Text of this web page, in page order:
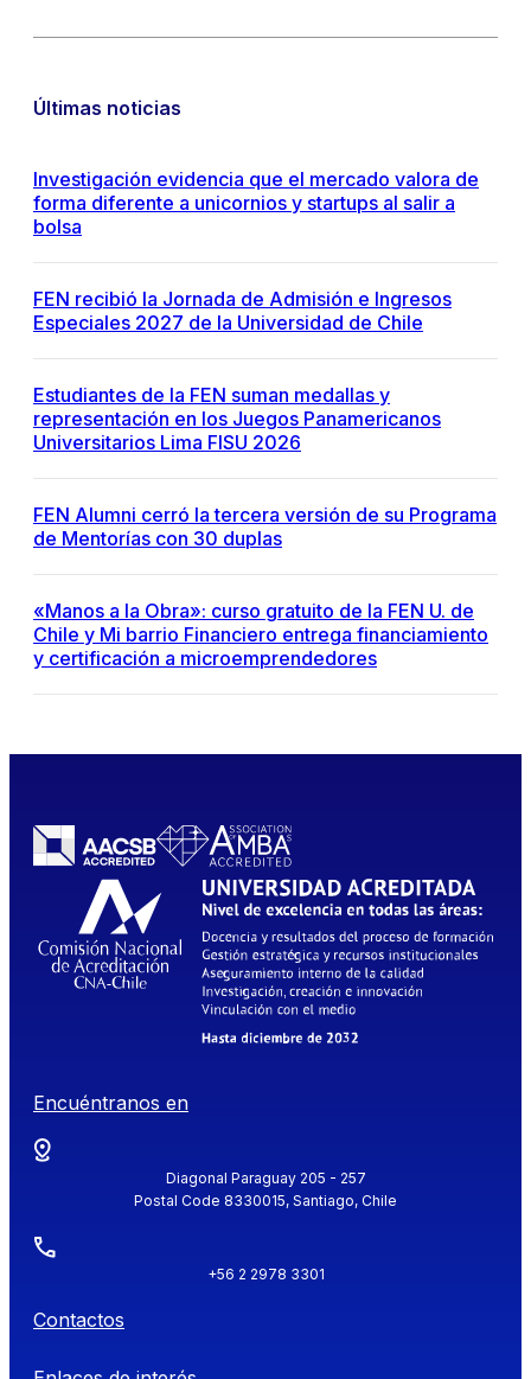
Últimas noticias
Investigación evidencia que el mercado valora de
forma diferente a unicornios y startups al salir a
bolsa
FEN recibió la Jornada de Admisión e Ingresos
Especiales 2027 de la Universidad de Chile
Estudiantes de la FEN suman medallas y
representación en los Juegos Panamericanos
Universitarios Lima FISU 2026
FEN Alumni cerró la tercera versión de su Programa
de Mentorías con 30 duplas
«Manos a la Obra»: curso gratuito de la FEN U. de
Chile y Mi barrio Financiero entrega financiamiento
y certificación a microemprendedores
Encuéntranos en
Diagonal Paraguay 205 - 257
Postal Code 8330015, Santiago, Chile
+56 2 2978 3301
Contactos